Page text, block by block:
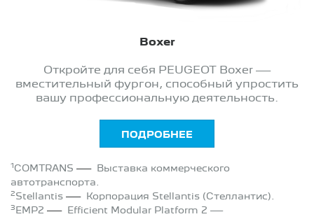
Boxer
Откройте для себя PEUGEOT Boxer —
вместительный фургон, способный упростить
вашу профессиональную деятельность.
ПОДРОБНЕЕ
1 COMTRANS —
Выставка коммерческого
автотранспорта.
2 Stellantis — Корпорация Stellantis (Стеллантис).
3 EMP2 —
Efficient Modular Platform 2 —